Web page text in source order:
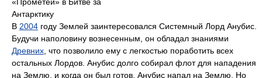
Антарктику
В 2004 году Землей заинтересовался Системный Лорд Анубис.
Будучи наполовину вознесенным, он обладал знаниями
Древних , что позволило ему с легкостью поработить всех
остальных Лордов. Анубис долго собирал флот для нападения
на Землю, и когда он был готов, Анубис напал на Землю. Но